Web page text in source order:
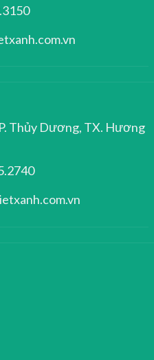
Thủy Dương, TX. Hương